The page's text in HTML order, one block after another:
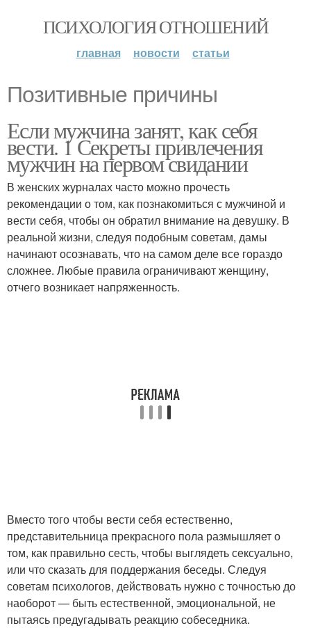
ПСИХОЛОГИЯ ОТНОШЕНИЙ
главная новости статьи
Позитивные причины
Если мужчина занят, как себя
вести. 1 Секреты привлечения
мужчин на первом свидании
В женских журналах часто можно прочесть
рекомендации о том, как познакомиться с мужчиной и
вести себя, чтобы он обратил внимание на девушку. В
реальной жизни, следуя подобным советам, дамы
начинают осознавать, что на самом деле все гораздо
сложнее. Любые правила ограничивают женщину,
отчего возникает напряженность.
Вместо того чтобы вести себя естественно,
представительница прекрасного пола размышляет о
том, как правильно сесть, чтобы выглядеть сексуально,
или что сказать для поддержания беседы. Следуя
советам психологов, действовать нужно с точностью до
наоборот — быть естественной, эмоциональной, не
пытаясь предугадывать реакцию собеседника.